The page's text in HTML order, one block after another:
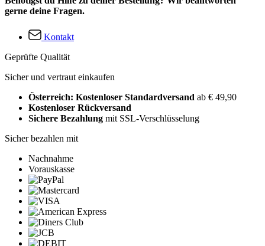
gerne deine Fragen.
Kontakt
Geprüfte Qualität
Sicher und vertraut einkaufen
Österreich: Kostenloser Standardversand ab € 49,90
Kostenloser Rückversand
Sichere Bezahlung mit SSL-Verschlüsselung
Sicher bezahlen mit
Nachnahme
Vorauskasse